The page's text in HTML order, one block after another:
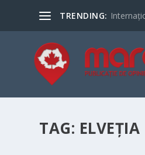
TRENDING:
TAG: ELVEȚIA